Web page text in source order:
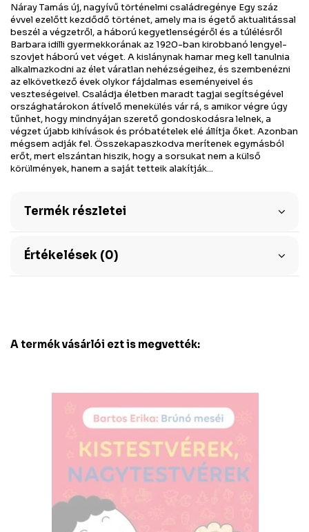
Náray Tamás új, nagyívű történelmi családregénye Egy száz
évvel ezelőtt kezdődő történet, amely ma is égető aktualitással
beszél a végzetről, a háború kegyetlenségéről és a túlélésről
Barbara idilli gyermekkorának az 1920-ban kirobbanó lengyel-
szovjet háború vet véget. A kislánynak hamar meg kell tanulnia
alkalmazkodni az élet váratlan nehézségeihez, és szembenézni
az elkövetkező évek olykor fájdalmas eseményeivel és
veszteségeivel. Családja életben maradt tagjai segítségével
országhatárokon átívelő menekülés vár rá, s amikor végre úgy
tűnhet, hogy mindnyájan szerető gondoskodásra lelnek, a
végzet újabb kihívások és próbatételek elé állítja őket. Azonban
mégsem adják fel. Összekapaszkodva merítenek egymásból
erőt, mert elszántan hiszik, hogy a sorsukat nem a külső
körülmények, hanem a saját tetteik alakítják...
Termék részletei
Értékelések (0)
A termék vásárlói ezt is megvették: